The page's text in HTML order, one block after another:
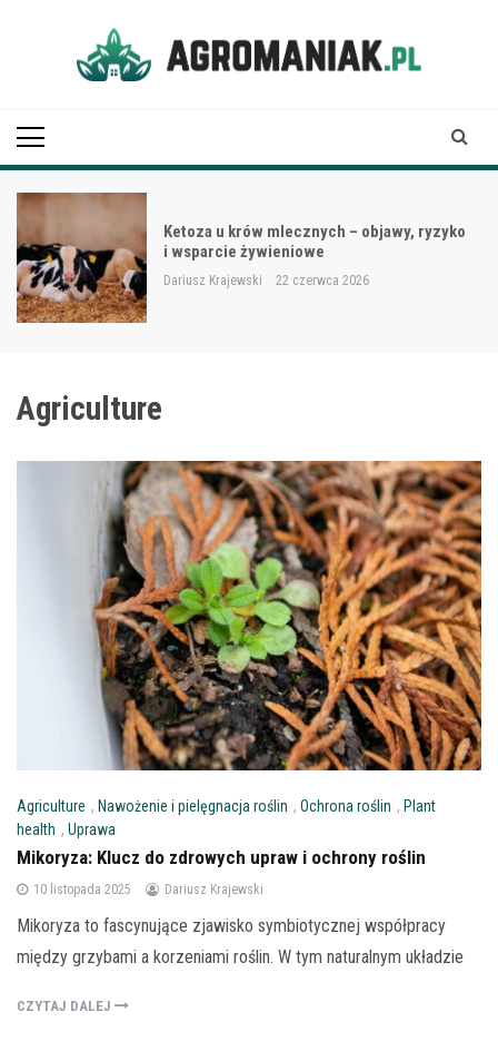
Ketoza u krów mlecznych – objawy, ryzyko
i wsparcie żywieniowe
Dariusz Krajewski 22 czerwca 2026
Agriculture
Agriculture , Nawożenie i pielęgnacja roślin , Ochrona roślin , Plant
health , Uprawa
Mikoryza: Klucz do zdrowych upraw i ochrony roślin
10 listopada 2025 Dariusz Krajewski
Mikoryza to fascynujące zjawisko symbiotycznej współpracy
między grzybami a korzeniami roślin. W tym naturalnym układzie
CZYTAJ DALEJ